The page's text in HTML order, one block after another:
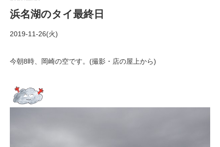
浜名湖のタイ最終日
2019-11-26(火)
今朝8時、岡崎の空です。(撮影・店の屋上から)